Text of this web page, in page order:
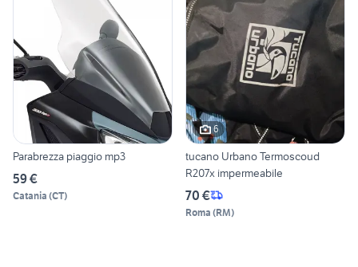
Parabrezza piaggio mp3
59 €
Catania (CT)
6
tucano Urbano Termoscoud
R207x impermeabile
70 €
Roma (RM)